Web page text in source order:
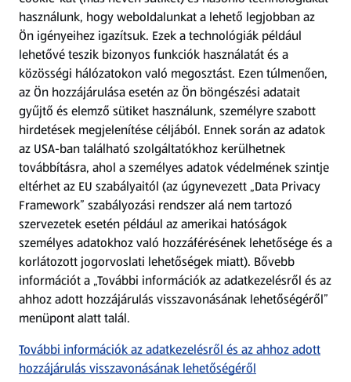
Kérdőív
Fizetési lehetőségek
ALDI utalványok
Árcsökkentés
Adattörlő alkalmazás
Szervizpont
(új oldalon nyílik meg)
Fedezz fel minket az interneten!
Töltsd le az ALDI Magyarország applikációt!
használunk, hogy weboldalunkat a lehető legjobban az
Ön igényeihez igazítsuk. Ezek a technológiák például
lehetővé teszik bizonyos funkciók használatát és a
közösségi hálózatokon való megosztást. Ezen túlmenően,
az Ön hozzájárulása esetén az Ön böngészési adatait
gyűjtő és elemző sütiket használunk, személyre szabott
hirdetések megjelenítése céljából. Ennek során az adatok
az USA-ban található szolgáltatókhoz kerülhetnek
továbbításra, ahol a személyes adatok védelmének szintje
eltérhet az EU szabályaitól (az úgynevezett „Data Privacy
Framework” szabályozási rendszer alá nem tartozó
szervezetek esetén például az amerikai hatóságok
személyes adatokhoz való hozzáférésének lehetősége és a
korlátozott jogorvoslati lehetőségek miatt). Bővebb
információt a „További információk az adatkezelésről és az
ahhoz adott hozzájárulás visszavonásának lehetőségéről”
menüpont alatt talál.
További információk az adatkezelésről és az ahhoz adott
hozzájárulás visszavonásának lehetőségéről